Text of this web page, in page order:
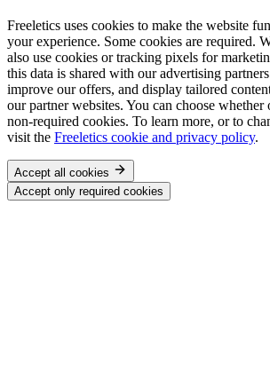
Freeletics uses cookies to make the website
your experience. Some cookies are required.
also use cookies or tracking pixels for
this data is shared with our advertising
improve our offers, and display tailored
our partner websites. You can choose whether
non-required cookies. To learn more, or to
visit the Freeletics cookie and privacy policy.
Accept all cookies
Accept only required cookies